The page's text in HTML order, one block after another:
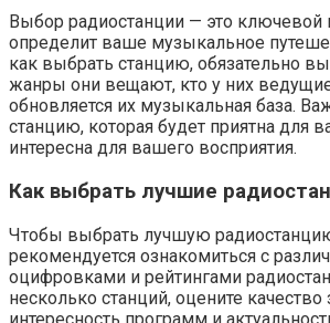
Выбор радиостанции — это
определит ваше музыкальное
как выбрать станцию, обязательно
жанры они вещают, кто у них ведущие
обновляется их музыкальная база.
станцию, которая будет приятна для
интересна для вашего восприятия.
Как выбрать лучшие
Чтобы выбрать лучшую
рекомендуется ознакомиться с
оцифровками и рейтингами
несколько станций, оцените качество